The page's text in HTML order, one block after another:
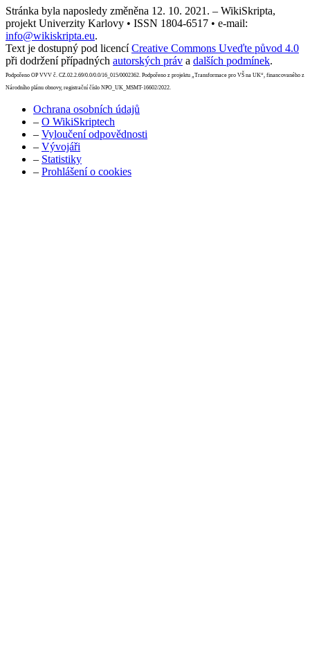
Stránka byla naposledy změněna 12. 10. 2021. – WikiSkripta,
projekt Univerzity Karlovy • ISSN 1804-6517 • e-mail:
info@wikiskripta.eu.
Text je dostupný pod licencíCreative Commons Uveďte původ 4.0
při dodržení případných autorských práv a dalších podmínek.
Podpořeno OP VVV č. CZ.02.2.69/0.0/0.0/16_015/0002362. Podpořeno z projektu „Transformace pro VŠ na UK“, financovaného z
Národního plánu obnovy, registrační číslo NPO_UK_MSMT-16602/2022.
Ochrana osobních údajů
– O WikiSkriptech
– Vyloučení odpovědnosti
– Vývojáři
– Statistiky
– Prohlášení o cookies